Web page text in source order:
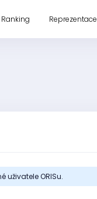
Ranking Reprezentace
uživatele ORISu.